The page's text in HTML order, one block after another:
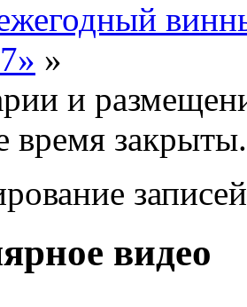
»
и
время закрыты.
видео